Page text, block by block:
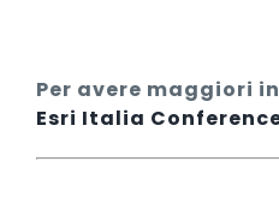
Per avere maggiori
Esri Italia